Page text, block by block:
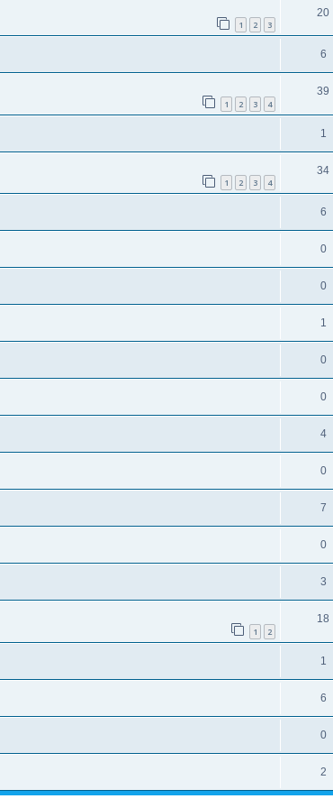
1 2 3
20
6
1 2 3 4
39
1
1 2 3 4
34
6
0
0
1
0
0
4
0
7
0
3
1 2
18
1
6
0
2